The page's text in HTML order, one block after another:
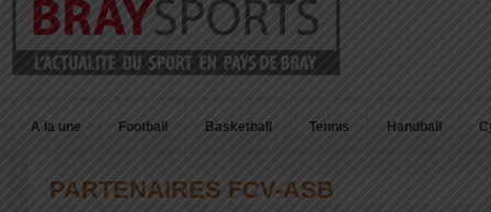
A la une Football Basketball Tennis Handball
PARTENAIRES FCV-ASB